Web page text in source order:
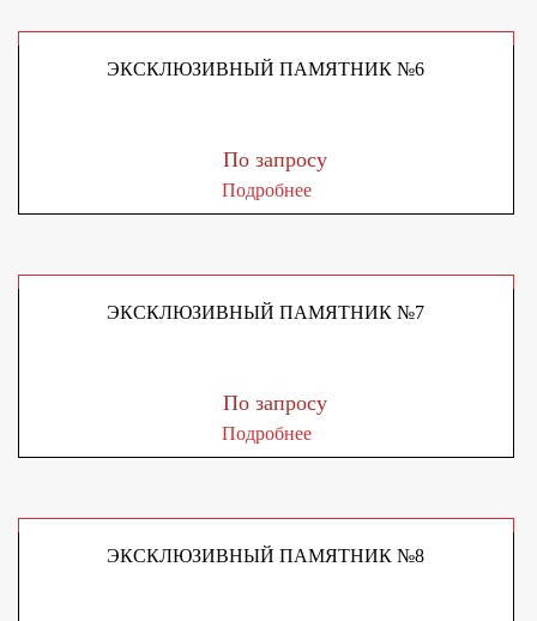
ЭКСКЛЮЗИВНЫЙ ПАМЯТНИК №6
По запросу
Подробнее
ЭКСКЛЮЗИВНЫЙ ПАМЯТНИК №7
По запросу
Подробнее
ЭКСКЛЮЗИВНЫЙ ПАМЯТНИК №8